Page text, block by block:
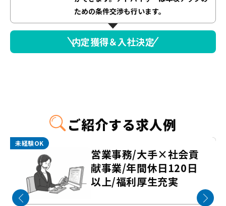
ための条件交渉も行います。
内定獲得＆入社決定
ご紹介する求人例
未経験OK
営業事務/大手×社会貢
献事業/年間休日120日
以上/福利厚生充実